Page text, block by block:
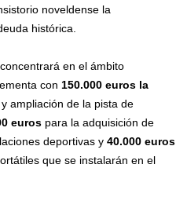
noveldense la
histórica.
en el ámbito
con150.000 euros la
ampliación de la pista de
euros para la adquisición de
deportivas y40.000 euros
que se instalarán en el